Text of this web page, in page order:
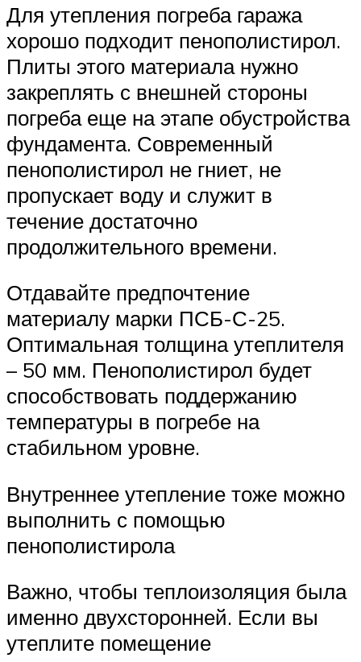
Для утепления погреба гаража
хорошо подходит пенополистирол.
Плиты этого материала нужно
закреплять с внешней стороны
погреба еще на этапе обустройства
фундамента. Современный
пенополистирол не гниет, не
пропускает воду и служит в
течение достаточно
продолжительного времени.
Отдавайте предпочтение
материалу марки ПСБ-С-25.
Оптимальная толщина утеплителя
– 50 мм. Пенополистирол будет
способствовать поддержанию
температуры в погребе на
стабильном уровне.
Внутреннее утепление тоже можно
выполнить с помощью
пенополистирола
Важно, чтобы теплоизоляция была
именно двухсторонней. Если вы
утеплите помещение